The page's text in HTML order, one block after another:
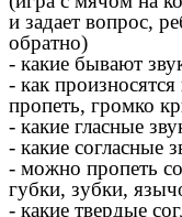
и задает вопрос,
обратно)
- какие бывают
- как
пропеть, громко
- какие гласные
- какие согласные
- можно пропеть
губки, зубки,
- какие твердые